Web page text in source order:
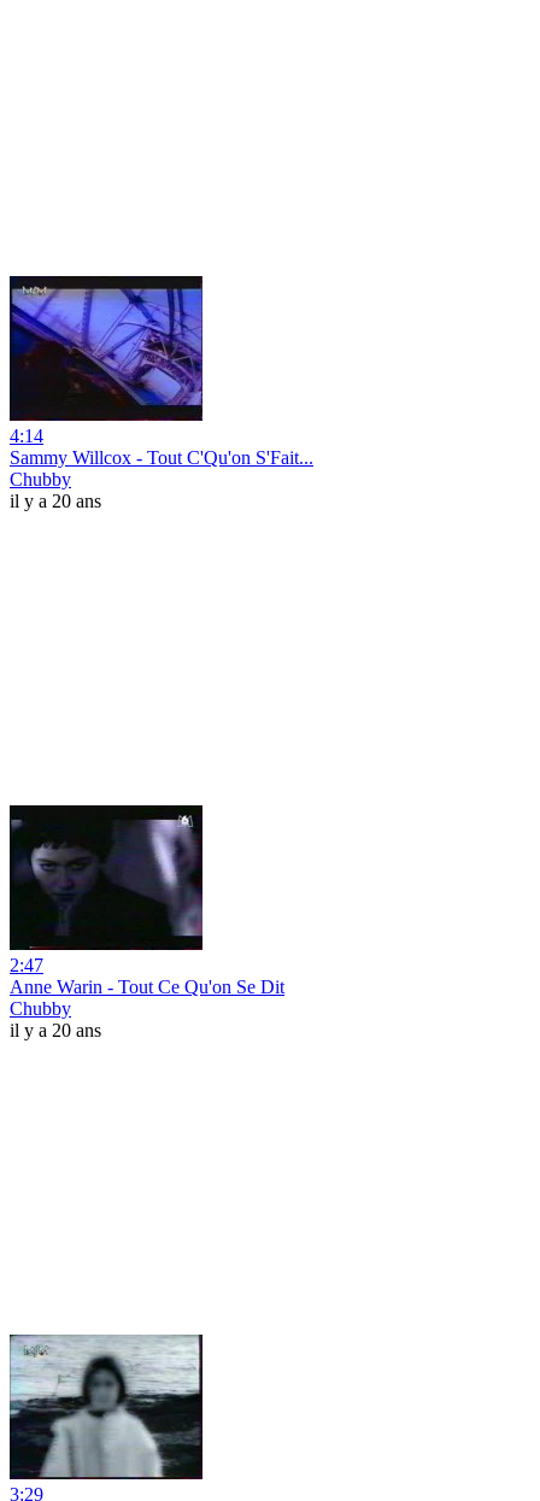
4:14
Sammy Willcox - Tout C'Qu'on S'Fait...
Chubby
il y a 20 ans
2:47
Anne Warin - Tout Ce Qu'on Se Dit
Chubby
il y a 20 ans
3:29